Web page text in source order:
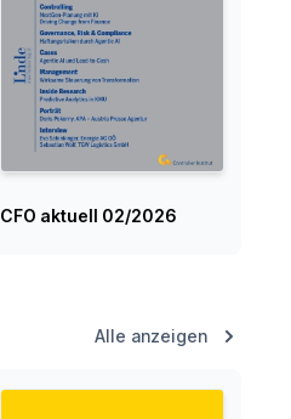
CFO aktuell 02/2026
Alle anzeigen